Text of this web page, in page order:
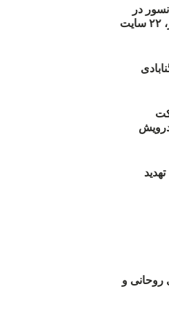
در
اینترنت: #آزادی هم‌آیند گزارشگران‌ بدون مرز، ۲۲ سایت
۱۹۰ سال و سه ماه حبس برای ۲۳ درویش
۲۰۱۸، دوره‌ی روحانی و